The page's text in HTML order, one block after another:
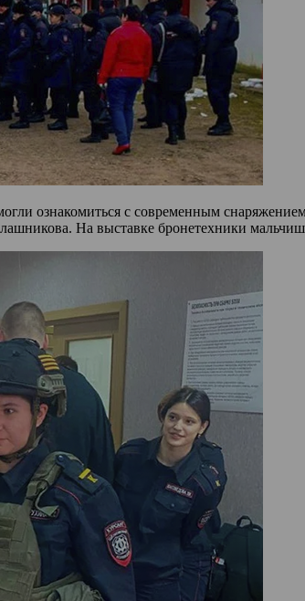
ознакомиться с современным
На выставке бронетехники